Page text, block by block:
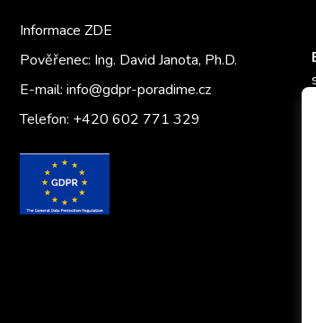
Informace ZDE
Pověřenec: Ing. David Janota, Ph.D.
E-mail: info@gdpr-poradime.cz
Telefon: +420 602 771 329